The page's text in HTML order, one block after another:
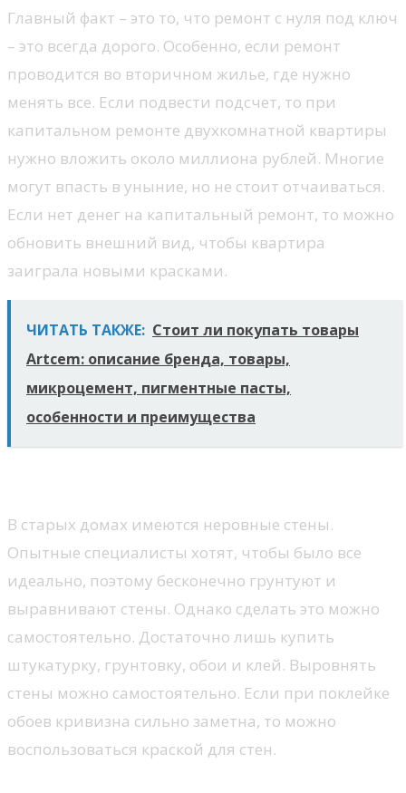
Главный факт – это то, что ремонт с нуля под ключ
– это всегда дорого. Особенно, если ремонт
проводится во вторичном жилье, где нужно
менять все. Если подвести подсчет, то при
капитальном ремонте двухкомнатной квартиры
нужно вложить около миллиона рублей. Многие
могут впасть в уныние, но не стоит отчаиваться.
Если нет денег на капитальный ремонт, то можно
обновить внешний вид, чтобы квартира
заиграла новыми красками.
ЧИТАТЬ ТАКЖЕ: Стоит ли покупать товары
Artcem: описание бренда, товары,
микроцемент, пигментные пасты,
особенности и преимущества
В старых домах имеются неровные стены.
Опытные специалисты хотят, чтобы было все
идеально, поэтому бесконечно грунтуют и
выравнивают стены. Однако сделать это можно
самостоятельно. Достаточно лишь купить
штукатурку, грунтовку, обои и клей. Выровнять
стены можно самостоятельно. Если при поклейке
обоев кривизна сильно заметна, то можно
воспользоваться краской для стен.